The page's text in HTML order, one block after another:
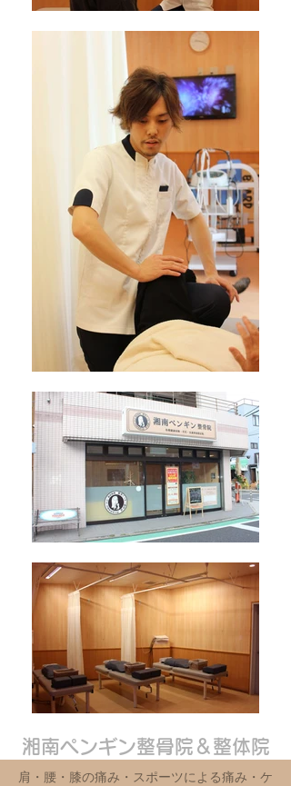
湘南ペンギン整骨院＆整体院
肩・腰・膝の痛み・スポーツによる痛み・ケ